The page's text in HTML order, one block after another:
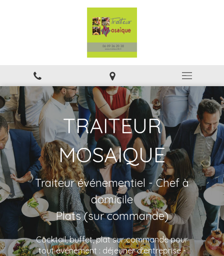
TRAITEUR
MOSAIQUE
Traiteur événementiel - Chef à
domicile
Plats (sur commande)
Cocktail, buffet, plat sur commande pour
tout événement : déjeuner d'entreprise -